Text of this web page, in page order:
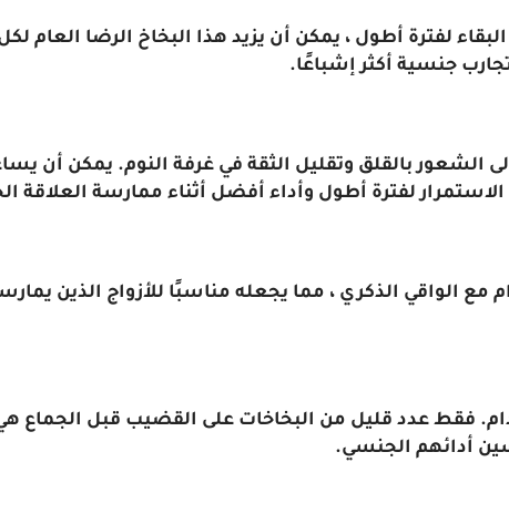
لفترة أطول ، يمكن أن يزيد هذا البخاخ الرضا العام
جنسية أكثر إشباعًا.
الاستمرار لفترة أطول وأداء أفضل أثناء ممارسة العلاقة
مع الواقي الذكري ، مما يجعله مناسبًا للأزواج الذين
فقط عدد قليل من البخاخات على القضيب قبل الجماع هي
أدائهم الجنسي.